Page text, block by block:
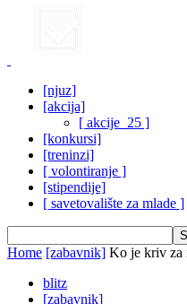
[njuz]
[akcija]
[ akcije_25 ]
[konkursi]
[treninzi]
[ volontiranje ]
[stipendije]
[ savetovalište za mlade ]
Home [zabavnik] Ko je kriv za
blitz
[zabavnik]